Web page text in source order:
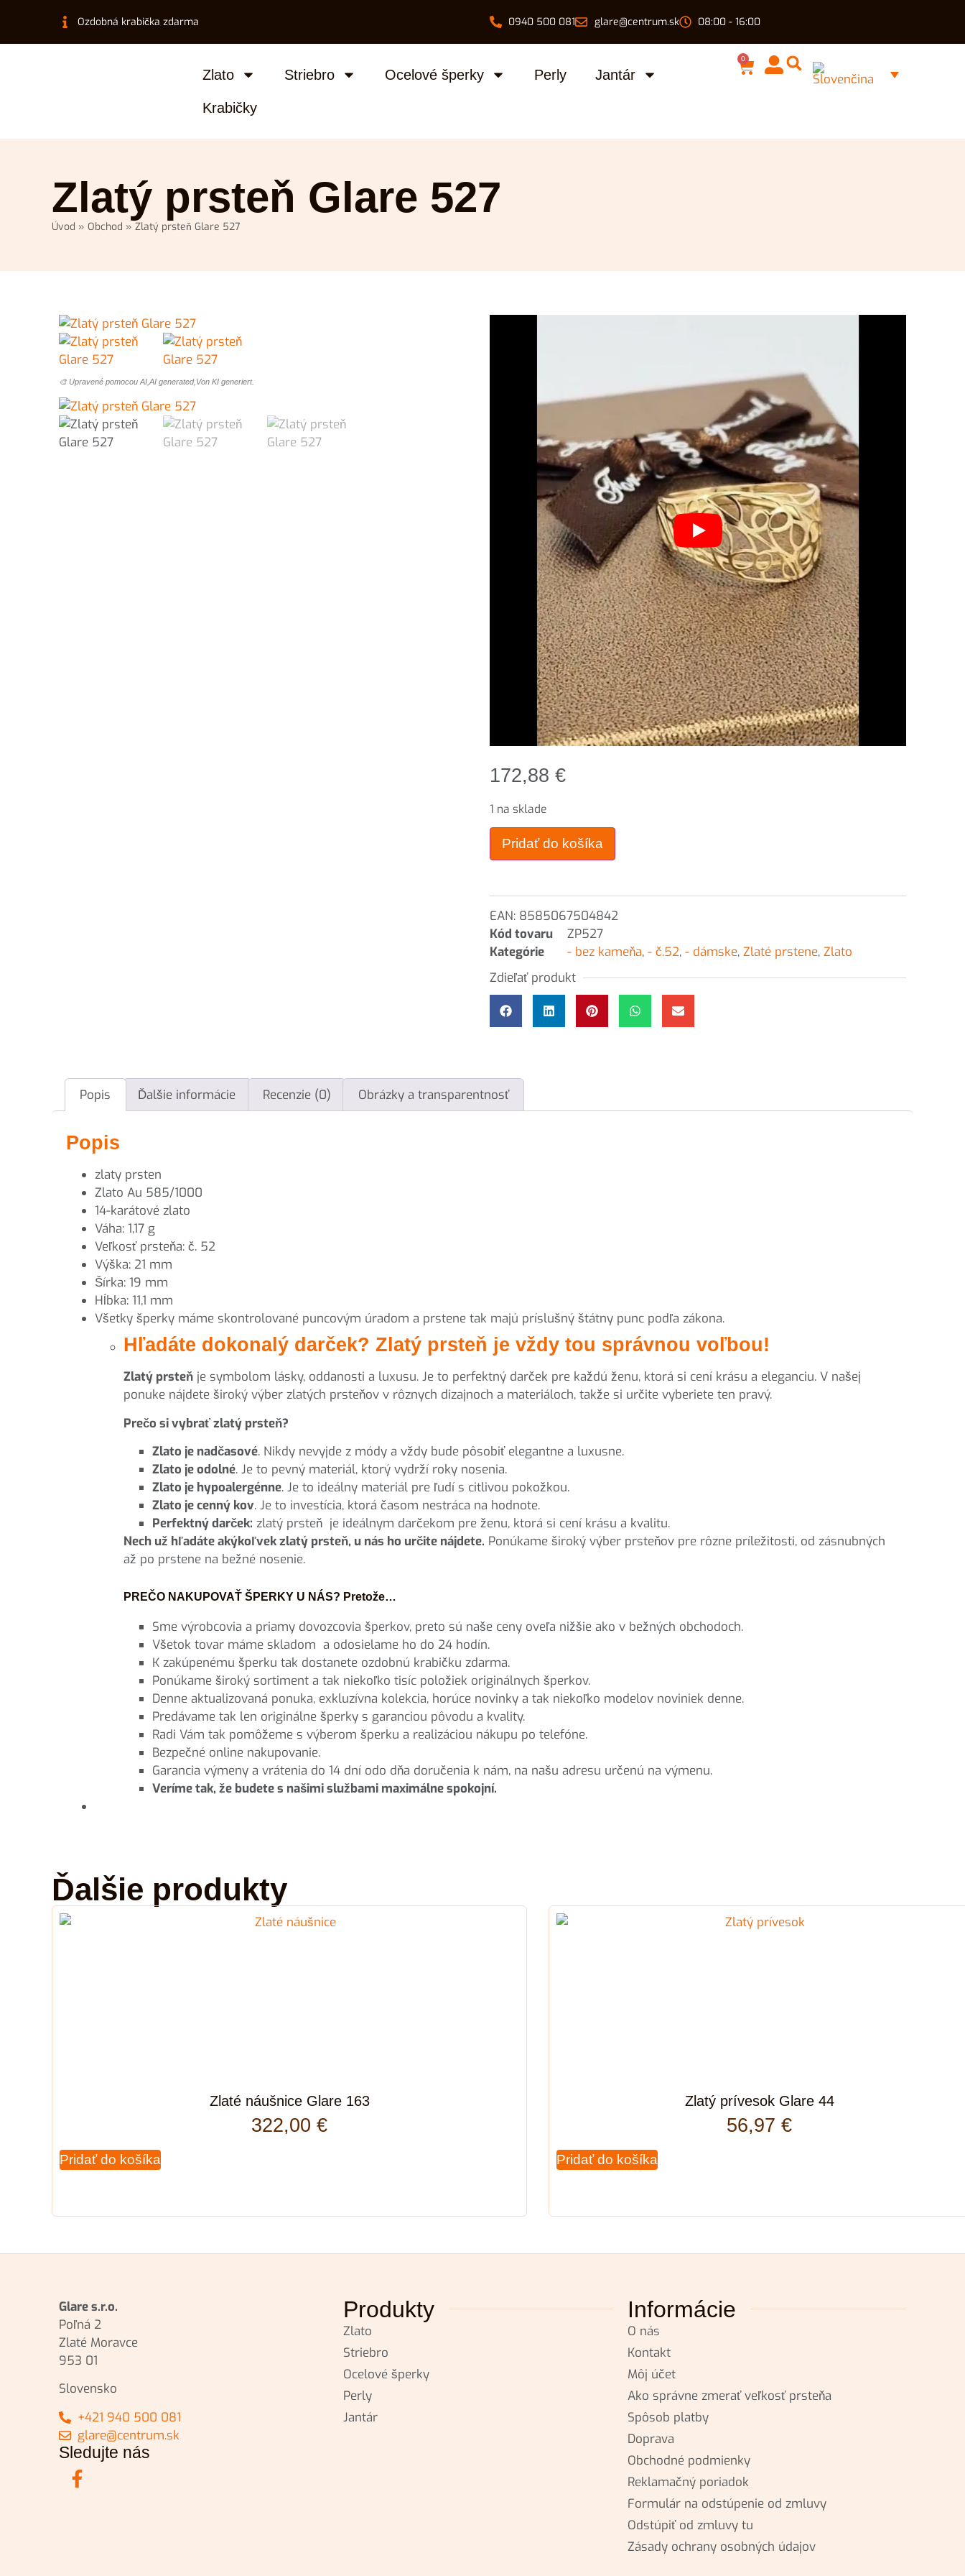
Ozdobná krabička zdarma 0940 500 081 glare@centrum.sk 08:00 - 16:00
Zlato Striebro Ocelové šperky Perly Jantár
Krabičky
0
Zlatý prsteň Glare 527
Úvod » Obchod » Zlatý prsteň Glare 527
🎨 Upravené pomocou AI,AI generated,Von KI generiert.
172,88 €
1 na sklade
Pridať do košíka
EAN: 8585067504842
Kód tovaru
ZP527
Kategórie
- bez kameňa, - č.52, - dámske, Zlaté prstene, Zlato
Zdieľať produkt
Popis Ďalšie informácie Recenzie (0) Obrázky a transparentnosť
Popis
zlaty prsten
Zlato Au 585/1000
14-karátové zlato
Váha: 1,17 g
Veľkosť prsteňa: č. 52
Výška: 21 mm
Šírka: 19 mm
Hĺbka: 11,1 mm
Všetky šperky máme skontrolované puncovým úradom a prstene tak majú príslušný štátny punc podľa zákona.
Hľadáte dokonalý darček? Zlatý prsteň je vždy tou správnou voľbou!
Zlatý prsteň je symbolom lásky, oddanosti a luxusu. Je to perfektný darček pre každú ženu, ktorá si cení krásu a eleganciu. V našej
ponuke nájdete široký výber zlatých prsteňov v rôznych dizajnoch a materiáloch, takže si určite vyberiete ten pravý.
Prečo si vybrať zlatý prsteň?
Zlato je nadčasové. Nikdy nevyjde z módy a vždy bude pôsobiť elegantne a luxusne.
Zlato je odolné. Je to pevný materiál, ktorý vydrží roky nosenia.
Zlato je hypoalergénne. Je to ideálny materiál pre ľudí s citlivou pokožkou.
Zlato je cenný kov. Je to investícia, ktorá časom nestráca na hodnote.
Perfektný darček: zlatý prsteň je ideálnym darčekom pre ženu, ktorá si cení krásu a kvalitu.
Nech už hľadáte akýkoľvek zlatý prsteň, u nás ho určite nájdete. Ponúkame široký výber prsteňov pre rôzne príležitosti, od zásnubných
až po prstene na bežné nosenie.
PREČO NAKUPOVAŤ ŠPERKY U NÁS? Pretože…
Sme výrobcovia a priamy dovozcovia šperkov, preto sú naše ceny oveľa nižšie ako v bežných obchodoch.
Všetok tovar máme skladom a odosielame ho do 24 hodín.
K zakúpenému šperku tak dostanete ozdobnú krabičku zdarma.
Ponúkame široký sortiment a tak niekoľko tisíc položiek originálnych šperkov.
Denne aktualizovaná ponuka, exkluzívna kolekcia, horúce novinky a tak niekoľko modelov noviniek denne.
Predávame tak len originálne šperky s garanciou pôvodu a kvality.
Radi Vám tak pomôžeme s výberom šperku a realizáciou nákupu po telefóne.
Bezpečné online nakupovanie.
Garancia výmeny a vrátenia do 14 dní odo dňa doručenia k nám, na našu adresu určenú na výmenu.
Veríme tak, že budete s našimi službami maximálne spokojní.
Ďalšie produkty
Zlaté náušnice Glare 163
322,00 €
Pridať do košíka
Zlatý prívesok Glare 44
56,97 €
Pridať do košíka
Glare s.r.o.
Poľná 2
Zlaté Moravce
953 01
Slovensko
+421 940 500 081
glare@centrum.sk
Sledujte nás
Produkty
Zlato
Striebro
Ocelové šperky
Perly
Jantár
Informácie
O nás
Kontakt
Môj účet
Ako správne zmerať veľkosť prsteňa
Spôsob platby
Doprava
Obchodné podmienky
Reklamačný poriadok
Formulár na odstúpenie od zmluvy
Odstúpiť od zmluvy tu
Zásady ochrany osobných údajov